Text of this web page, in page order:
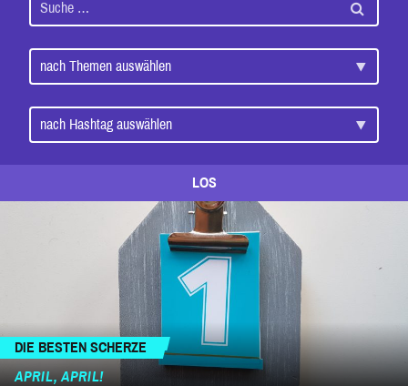
LOS
DIE BESTEN SCHERZE
APRIL, APRIL!